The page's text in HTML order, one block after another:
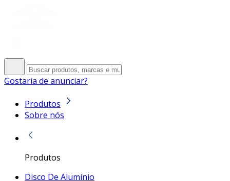
Gostaria de anunciar?
Produtos
Sobre nós
Produtos
Disco De Alumínio